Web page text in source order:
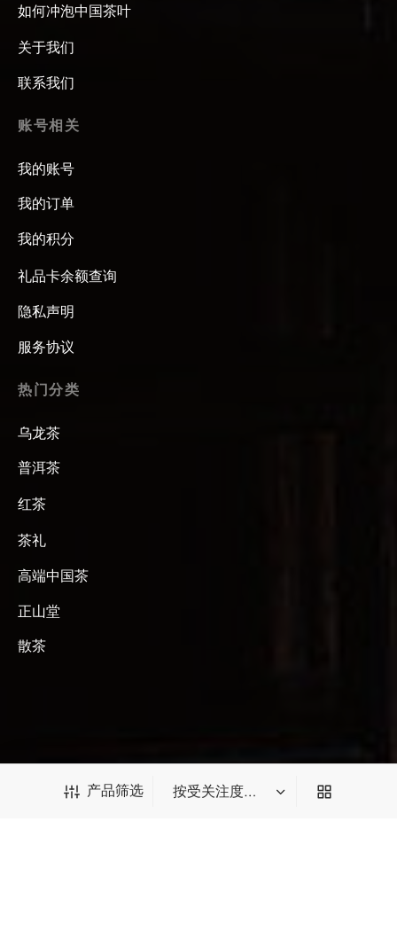
产品筛选
如何冲泡中国茶叶
关于我们
联系我们
账号相关
我的账号
我的订单
我的积分
礼品卡余额查询
隐私声明
服务协议
热门分类
乌龙茶
普洱茶
红茶
茶礼
高端中国茶
正山堂
散茶